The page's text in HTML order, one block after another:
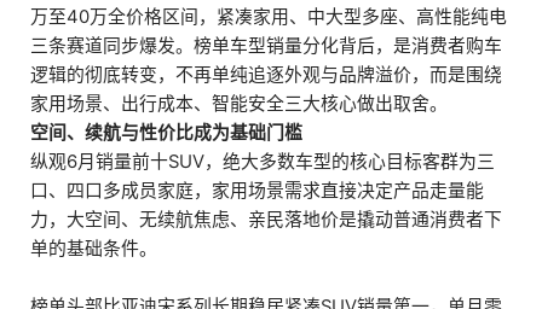
万至40万全价格区间，紧凑家用、中大型多座、高性能纯电
三条赛道同步爆发。榜单车型销量分化背后，是消费者购车
逻辑的彻底转变，不再单纯追逐外观与品牌溢价，而是围绕
家用场景、出行成本、智能安全三大核心做出取舍。
空间、续航与性价比成为基础门槛
纵观6月销量前十SUV，绝大多数车型的核心目标客群为三
口、四口多成员家庭，家用场景需求直接决定产品走量能
力，大空间、无续航焦虑、亲民落地价是撬动普通消费者下
单的基础条件。